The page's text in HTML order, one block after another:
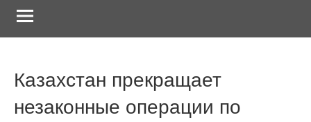
Казахстан прекращает
незаконные операции по